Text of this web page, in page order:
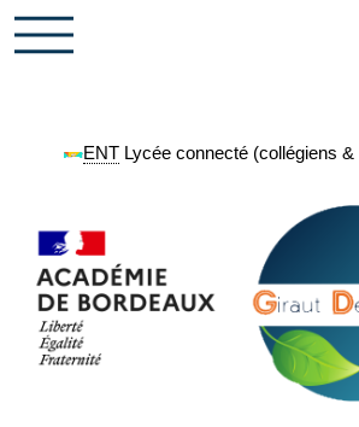
ENTLycée connecté (collégiens &